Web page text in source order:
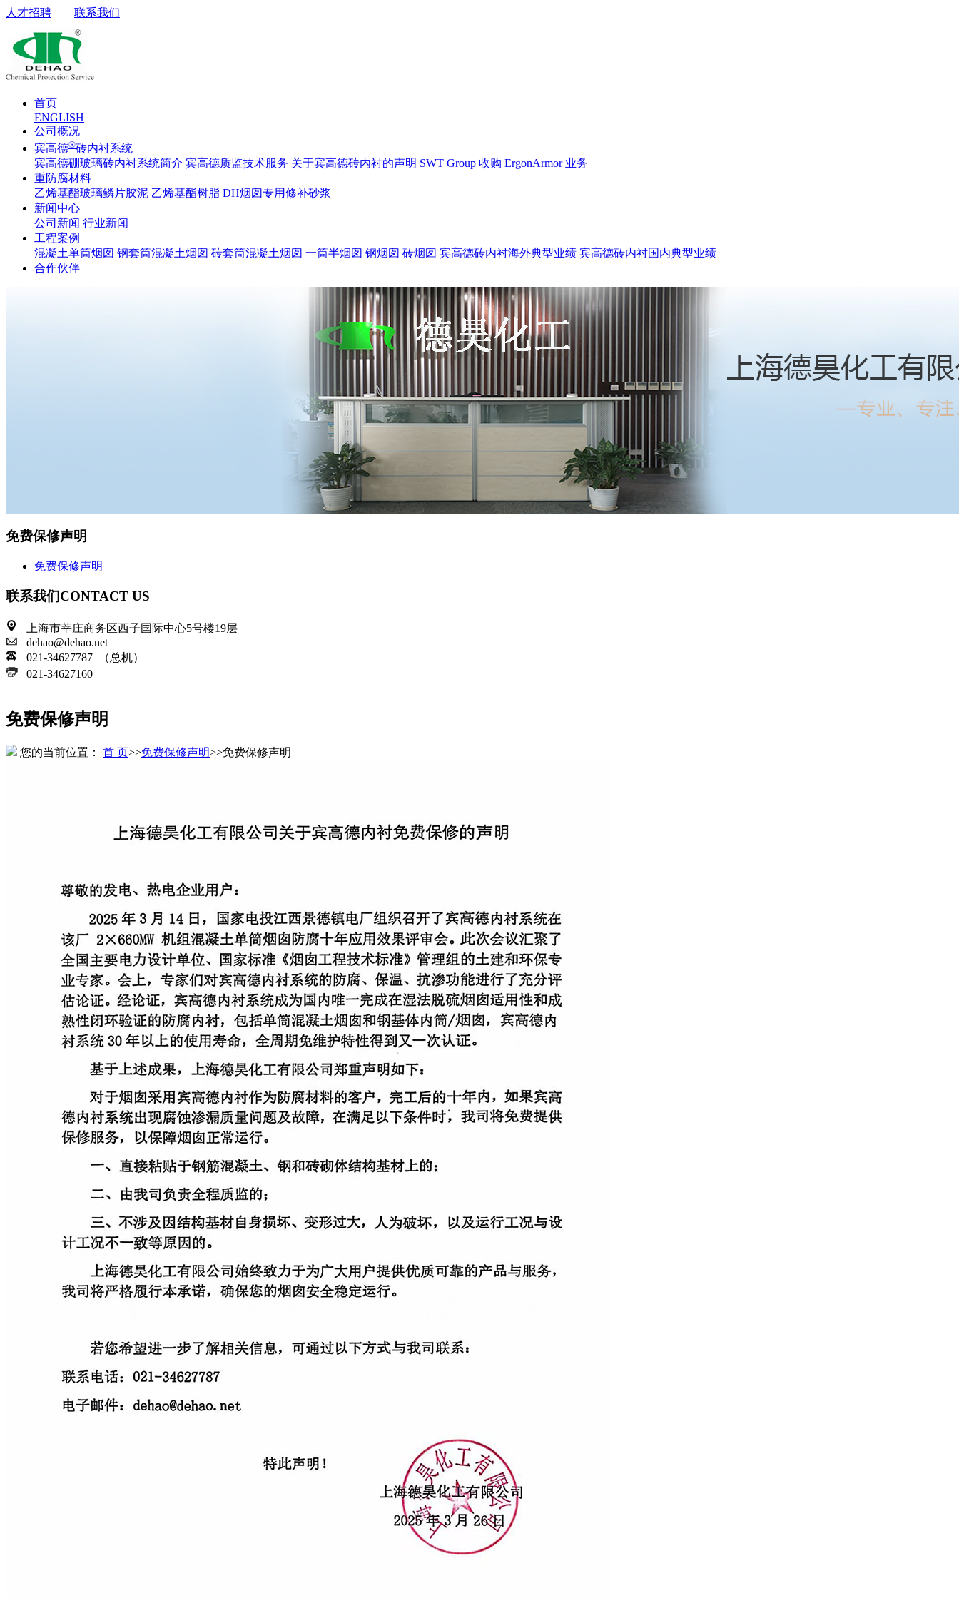
人才招聘 联系我们
首页
ENGLISH
公司概况
宾高德®砖内衬系统
宾高德硼玻璃砖内衬系统简介 宾高德质监技术服务 关于宾高德砖内衬的声明 SWT Group 收购 ErgonArmor 业务
重防腐材料
乙烯基酯玻璃鳞片胶泥 乙烯基酯树脂 DH烟囱专用修补砂浆
新闻中心
公司新闻 行业新闻
工程案例
混凝土单筒烟囱 钢套筒混凝土烟囱 砖套筒混凝土烟囱 一筒半烟囱 钢烟囱 砖烟囱 宾高德砖内衬海外典型业绩 宾高德砖内衬国内典型业绩
合作伙伴
免费保修声明
免费保修声明
联系我们CONTACT US
上海市莘庄商务区西子国际中心5号楼19层
dehao@dehao.net
021-34627787 （总机）
021-34627160
免费保修声明
您的当前位置： 首 页>>免费保修声明>>免费保修声明